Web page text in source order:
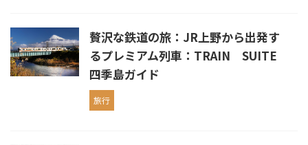
贅沢な鉄道の旅：JR上野から出発す
るプレミアム列車：TRAIN SUITE
四季島ガイド
旅行